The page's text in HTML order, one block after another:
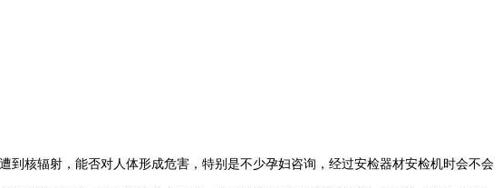
到核辐射，能否对人体形成危害，特别是不少孕妇咨询，经过安检器材安检机时会不会